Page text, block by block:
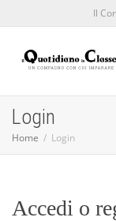
Il
Login
Home Login
Accedi o